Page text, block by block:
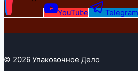
YouTube Telegram
© 2026 Упаковочное Дело